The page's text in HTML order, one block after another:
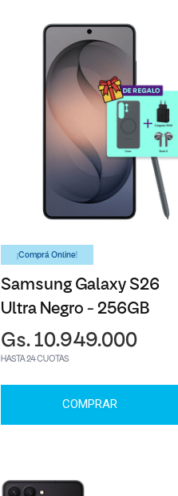
¡Comprá Online!
Samsung Galaxy S26
Ultra Negro - 256GB
Gs. 10.949.000
HASTA 24 CUOTAS
COMPRAR